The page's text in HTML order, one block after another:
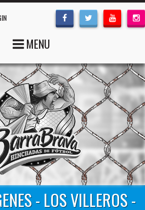
MENU
- LOS VILLEROS -